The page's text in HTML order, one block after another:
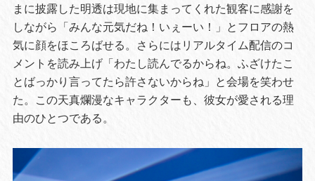
まに披露した明透は現地に集まってくれた観客に感謝を
しながら「みんな元気だね！いぇーい！」とフロアの熱
気に顔をほころばせる。さらにはリアルタイム配信のコ
メントを読み上げ「わたし読んでるからね。ふざけたこ
とばっかり言ってたら許さないからね」と会場を笑わせ
た。この天真爛漫なキャラクターも、彼女が愛される理
由のひとつである。